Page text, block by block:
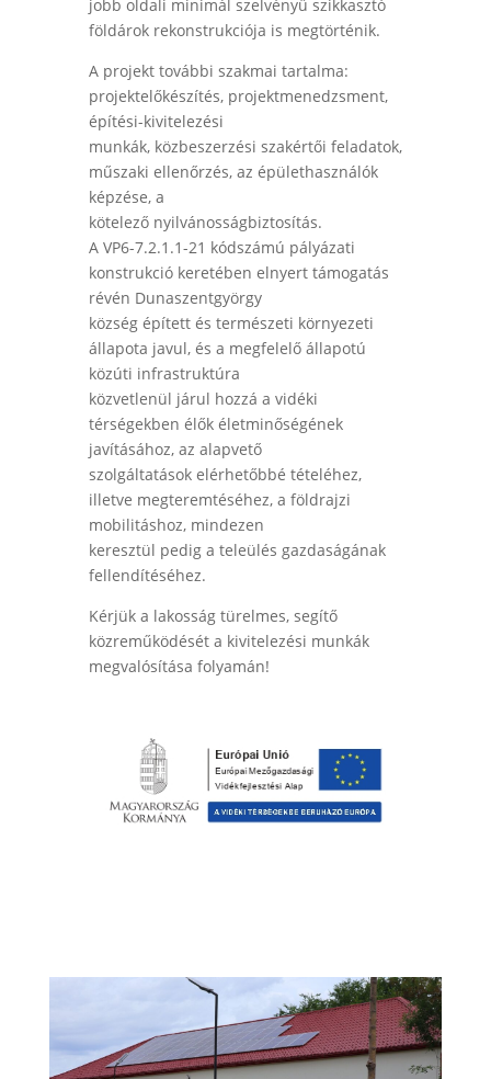
jobb oldali minimál szelvényű szikkasztó
földárok rekonstrukciója is megtörténik.
A projekt további szakmai tartalma:
projektelőkészítés, projektmenedzsment,
építési-kivitelezési
munkák, közbeszerzési szakértői feladatok,
műszaki ellenőrzés, az épülethasználók
képzése, a
kötelező nyilvánosságbiztosítás.
A VP6-7.2.1.1-21 kódszámú pályázati
konstrukció keretében elnyert támogatás
révén Dunaszentgyörgy
község épített és természeti környezeti
állapota javul, és a megfelelő állapotú
közúti infrastruktúra
közvetlenül járul hozzá a vidéki
térségekben élők életminőségének
javításához, az alapvető
szolgáltatások elérhetőbbé tételéhez,
illetve megteremtéséhez, a földrajzi
mobilitáshoz, mindezen
keresztül pedig a teleülés gazdaságának
fellendítéséhez.
Kérjük a lakosság türelmes, segítő
közreműködését a kivitelezési munkák
megvalósítása folyamán!